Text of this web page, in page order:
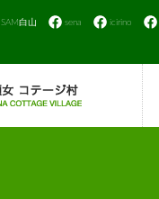
SAM白山 sena icirino